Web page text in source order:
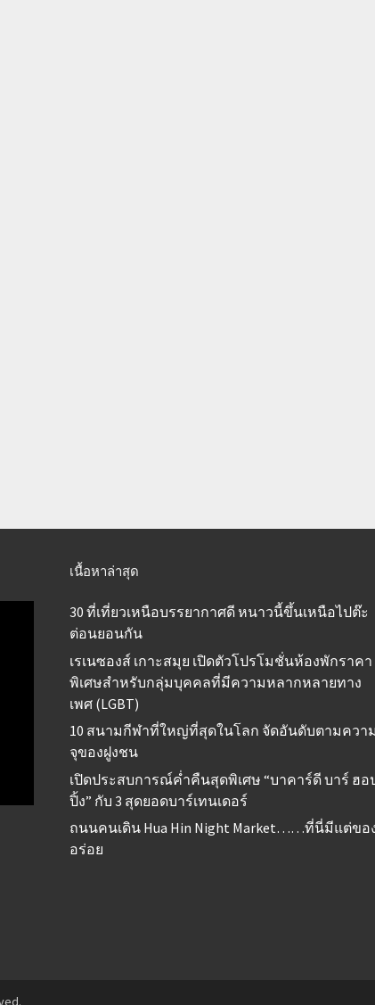
เนื้อหาล่าสุด
30 ที่เที่ยวเหนือบรรยากาศดี หนาวนี้ขึ้นเหนือไปต๊ะ
ต่อนยอนกัน
เรเนซองส์ เกาะสมุย เปิดตัวโปรโมชั่นห้องพักราคา
พิเศษสำหรับกลุ่มบุคคลที่มีความหลากหลายทาง
เพศ (LGBT)
10 สนามกีฬาที่ใหญ่ที่สุดในโลก จัดอันดับตามความ
จุของฝูงชน
เปิดประสบการณ์ค่ำคืนสุดพิเศษ “บาคาร์ดี บาร์ ฮอ
ปิ้ง” กับ 3 สุดยอดบาร์เทนเดอร์
ถนนคนเดิน Hua Hin Night Market……ที่นี่มีแต่ขอ
อร่อย